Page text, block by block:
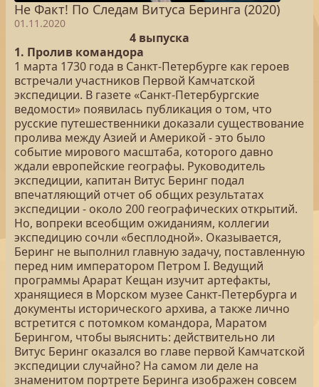
Не Факт! По Следам Витуса Беринга (2020)
01.11.2020
4 выпуска
1. Пролив командора
1 марта 1730 года в Санкт-Петербурге как героев
встречали участников Первой Камчатской
экспедиции. В газете «Санкт-Петербургские
ведомости» появилась публикация о том, что
русские путешественники доказали существование
пролива между Азией и Америкой - это было
событие мирового масштаба, которого давно
ждали европейские географы. Руководитель
экспедиции, капитан Витус Беринг подал
впечатляющий отчет об общих результатах
экспедиции - около 200 географических открытий.
Но, вопреки всеобщим ожиданиям, коллегии
экспедицию сочли «бесплодной». Оказывается,
Беринг не выполнил главную задачу, поставленную
перед ним императором Петром I. Ведущий
программы Арарат Кещан изучит артефакты,
хранящиеся в Морском музее Санкт-Петербурга и
документы исторического архива, а также лично
встретится с потомком командора, Маратом
Берингом, чтобы выяснить: действительно ли
Витус Беринг оказался во главе первой Камчатской
экспедиции случайно? На самом ли деле на
знаменитом портрете Беринга изображен совсем